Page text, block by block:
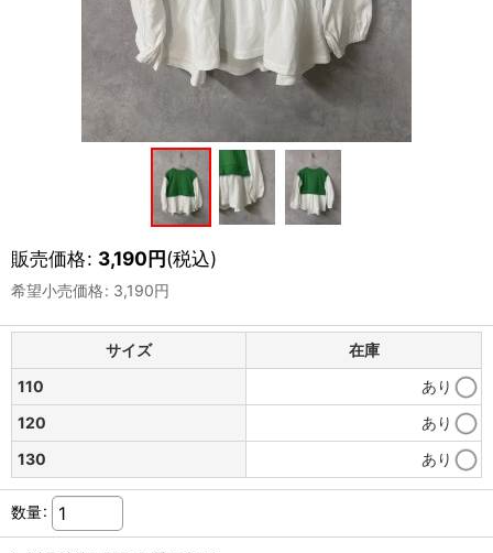
販売価格: 3,190円(税込)
希望小売価格: 3,190円
サイズ
在庫
110
あり
120
あり
130
あり
数量: